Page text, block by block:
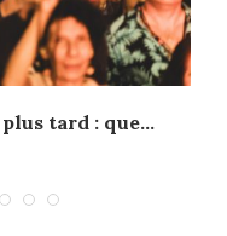
tard : que...